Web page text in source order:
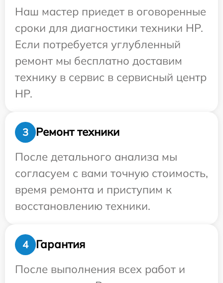
Наш мастер приедет в оговоренные
сроки для диагностики техники HP.
Если потребуется углубленный
ремонт мы бесплатно доставим
технику в сервис в сервисный центр
HP.
3
Ремонт техники
После детального анализа мы
согласуем с вами точную стоимость,
время ремонта и приступим к
восстановлению техники.
4
Гарантия
После выполнения всех работ и